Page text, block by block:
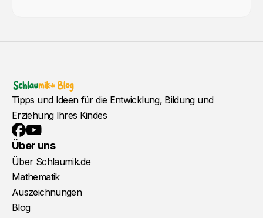
Tipps und Ideen für die Entwicklung, Bildung und
Erziehung Ihres Kindes
Facebook
YouTube
Über uns
Über Schlaumik.de
Mathematik
Auszeichnungen
Blog